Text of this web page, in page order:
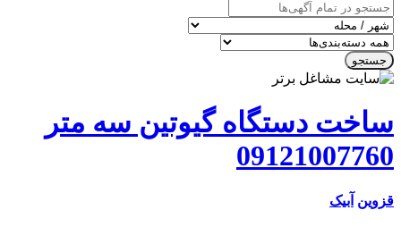
دستگاه گیوتین سه متر
آبیک